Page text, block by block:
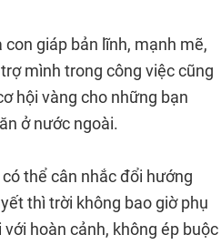
giáp bản lĩnh, mạnh mẽ,
mình trong công việc cũng
hội vàng cho những bạn
ở nước ngoài.
thể cân nhắc đổi hướng
thì trời không bao giờ phụ
hoàn cảnh, không ép buộc